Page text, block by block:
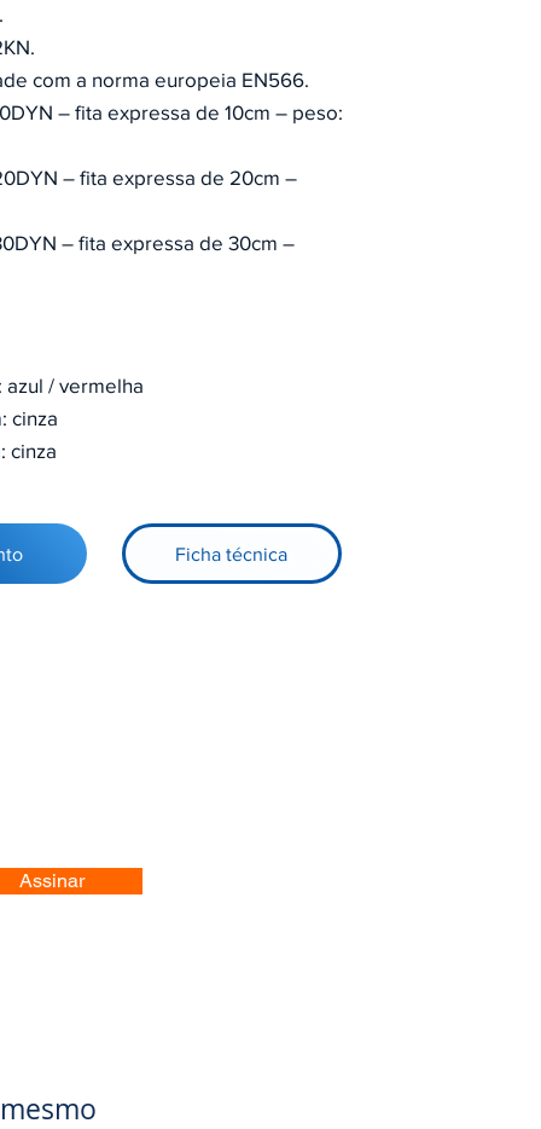
com a norma europeia EN566.
– fita expressa de 10cm – peso:
– fita expressa de 20cm –
– fita expressa de 30cm –
azul / vermelha
cinza
cinza
Ficha técnica
Assinar